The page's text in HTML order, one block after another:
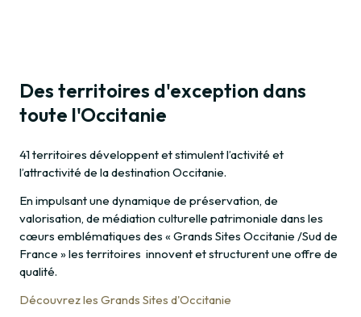
Des territoires d'exception dans
toute l'Occitanie
41 territoires développent et stimulent l’activité et
l’attractivité de la destination Occitanie.
En impulsant une dynamique de préservation, de
valorisation, de médiation culturelle patrimoniale dans les
cœurs emblématiques des « Grands Sites Occitanie /Sud de
France » les territoires innovent et structurent une offre de
qualité.
Découvrez les Grands Sites d'Occitanie